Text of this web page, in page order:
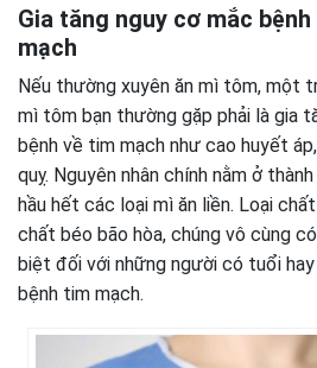
Gia tăng nguy cơ mắc
mạch
Nếu thường xuyên ăn mì tôm, một
mì tôm bạn thường gặp phải là gia
bệnh về tim mạch như cao huyết
quỵ. Nguyên nhân chính nằm ở
hầu hết các loại mì ăn liền. Loại
chất béo bão hòa, chúng vô cùng
biệt đối với những người có tuổi
bệnh tim mạch.